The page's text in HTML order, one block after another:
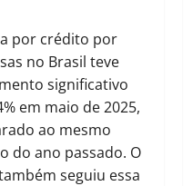
por crédito por
no Brasil teve
significativo
em maio de 2025,
ao mesmo
do ano passado. O
seguiu essa